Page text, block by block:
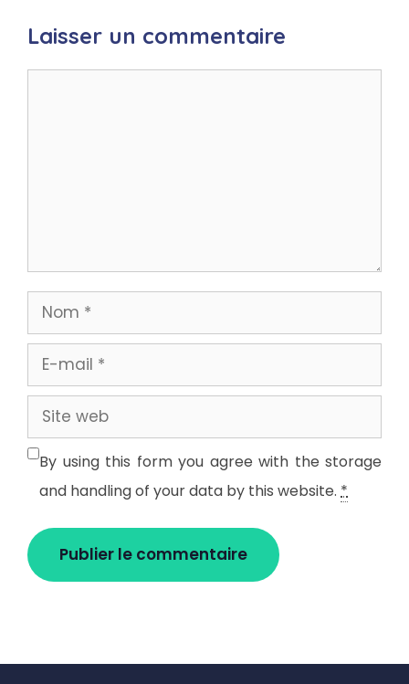
Laisser un commentaire
Nom
mail
Site
web
By using this form you agree with the storage
and handling of your data by this website. *